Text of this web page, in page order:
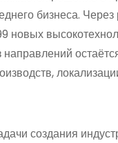
бизнеса.
новых
создания